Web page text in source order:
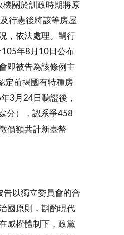
關於訓政時期將原
行憲後將該等房屋
，依法處理。嗣行
年8月10日公布
即被告為該條例主
定前揭國有特種房
3月24日聽證後，
分），認系爭458
價額共計新臺幣
告以獨立委員會的合
國原則，斟酌現代
威權體制下，政黨